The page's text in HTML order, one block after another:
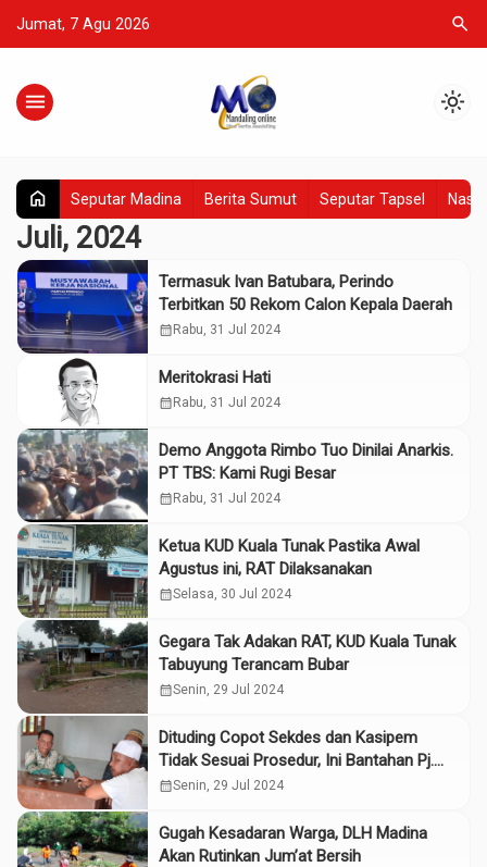
Jumat, 7 Agu 2026 search
menu light_mode
home Seputar Madina Berita Sumut Seputar Tapsel
Juli, 2024
Termasuk Ivan Batubara, Perindo
Terbitkan 50 Rekom Calon Kepala Daerah
calendar_month Rabu, 31 Jul 2024
Meritokrasi Hati
calendar_month Rabu, 31 Jul 2024
Demo Anggota Rimbo Tuo Dinilai Anarkis.
PT TBS: Kami Rugi Besar
calendar_month Rabu, 31 Jul 2024
Ketua KUD Kuala Tunak Pastika Awal
Agustus ini, RAT Dilaksanakan
calendar_monthSelasa, 30 Jul 2024
Gegara Tak Adakan RAT, KUD Kuala Tunak
Tabuyung Terancam Bubar
calendar_monthSenin, 29 Jul 2024
Dituding Copot Sekdes dan Kasipem
Tidak Sesuai Prosedur, Ini Bantahan Pj.
Kades Tabuyung
calendar_monthSenin, 29 Jul 2024
Gugah Kesadaran Warga, DLH Madina
Akan Rutinkan Jum’at Bersih